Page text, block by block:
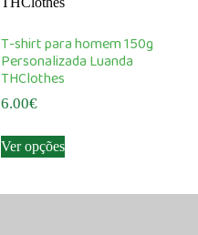
options
be
product
page
T-shirt para homem 150g
Personalizada Luanda
THClothes
6.00€
Ver opçõesproduct
multiple